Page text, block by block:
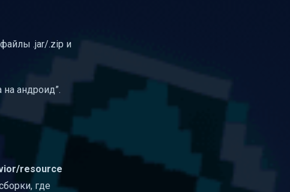
.jar/.zip и
андроид”.
resource
где